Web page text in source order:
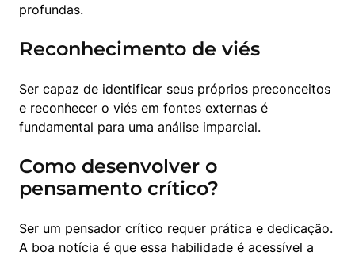
profundas.
Reconhecimento de viés
Ser capaz de identificar seus próprios preconceitos
e reconhecer o viés em fontes externas é
fundamental para uma análise imparcial.
Como desenvolver o
pensamento crítico?
Ser um pensador crítico requer prática e dedicação.
A boa notícia é que essa habilidade é acessível a